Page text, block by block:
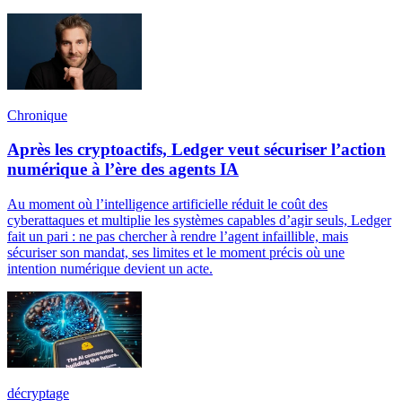
Chronique
Après les cryptoactifs, Ledger veut sécuriser l’action
numérique à l’ère des agents IA
Au moment où l’intelligence artificielle réduit le coût des
cyberattaques et multiplie les systèmes capables d’agir seuls, Ledger
fait un pari : ne pas chercher à rendre l’agent infaillible, mais
sécuriser son mandat, ses limites et le moment précis où une
intention numérique devient un acte.
décryptage